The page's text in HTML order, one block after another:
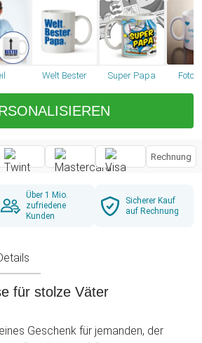
Welt Bester Super Papa Foto
Rechnung
Über 1 Mio.
zufriedene
Kunden
Sicherer Kauf
auf Rechnung
für stolze Väter
Geschenk für jemanden, der